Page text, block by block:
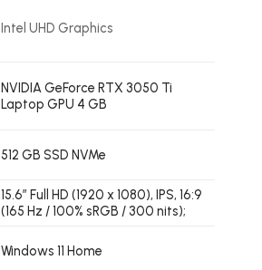
Intel UHD Graphics
NVIDIA GeForce RTX 3050 Ti
Laptop GPU 4 GB
512 GB SSD NVMe
15.6″ Full HD (1920 x 1080), IPS, 16:9
(165 Hz / 100% sRGB / 300 nits);
Windows 11 Home